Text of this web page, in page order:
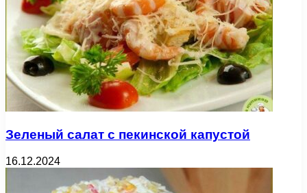
Зеленый салат с пекинской капустой
16.12.2024